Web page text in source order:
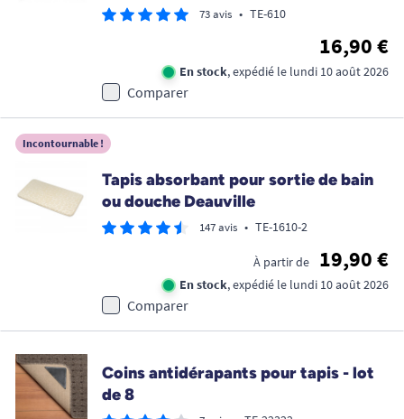
73 avis • TE-610
16,90 €
En stock, expédié le lundi 10 août 2026
Comparer
Incontournable !
Tapis absorbant pour sortie de bain
ou douche Deauville
147 avis • TE-1610-2
À partir de 19,90 €
En stock, expédié le lundi 10 août 2026
Comparer
Coins antidérapants pour tapis - lot
de 8